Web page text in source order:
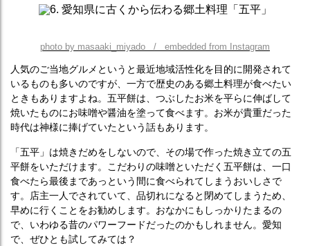
photo by masaaki_miyado / embedded from Instagram
人気のご当地グルメというと最近地域活性化を目的に開発されて
いるものも多いのですが、一方で歴史のある郷土料理が食べたい
ときもありますよね。五平餅は、つぶしたお米を平らに伸ばして
焼いたものにお味噌や醤油を塗って食べます。お米が貴重だった
時代は神様に捧げていたという話もあります。
「五平」は焼きだめをしないので、その場で作った焼き立ての五
平餅をいただけます。こだわりの味噌といただく五平餅は、一口
食べたら最後まであっという間に食べられてしまうおいしさで
す。店主一人でされていて、品切れになると閉めてしまうため、
早めに行くことをお勧めします。おなかにもしっかりたまるの
で、いわゆる昔のパワーフードだったのかもしれません。愛知
で、ぜひとも試してみては？